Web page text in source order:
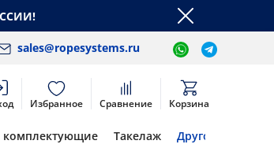
sales@ropesystems.ru
Избранное Сравнение Корзина
комплектующие Такелаж Другое